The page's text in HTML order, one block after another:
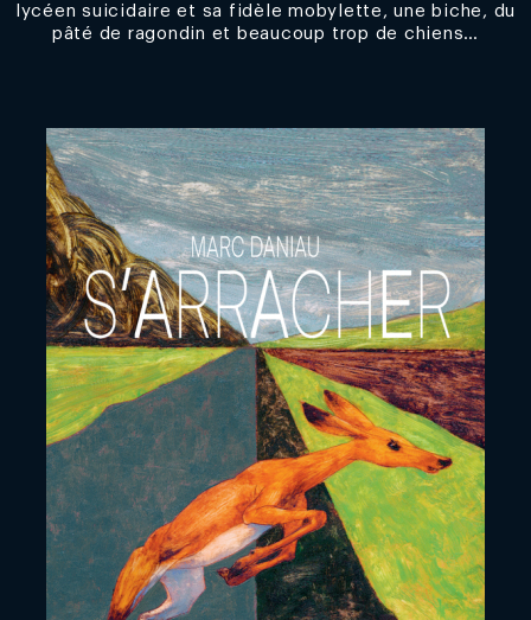
lycéen suicidaire et sa fidèle mobylette, une biche, du
pâté de ragondin et beaucoup trop de chiens…